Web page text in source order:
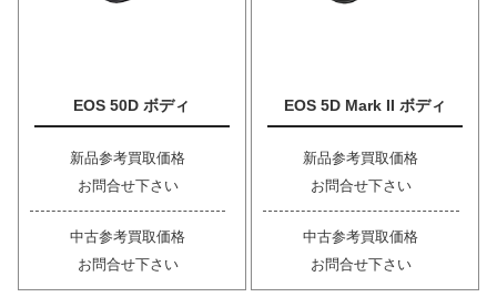
EOS 50D ボディ
新品参考買取価格
お問合せ下さい
中古参考買取価格
お問合せ下さい
EOS 5D Mark II ボディ
新品参考買取価格
お問合せ下さい
中古参考買取価格
お問合せ下さい